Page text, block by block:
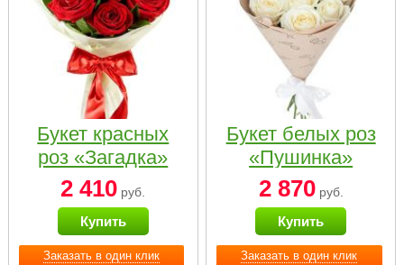
Заказать в один клик
Букет красных
роз «Загадка»
2 410 руб.
Купить
Заказать в один клик
Букет белых роз
«Пушинка»
2 870руб.
Купить